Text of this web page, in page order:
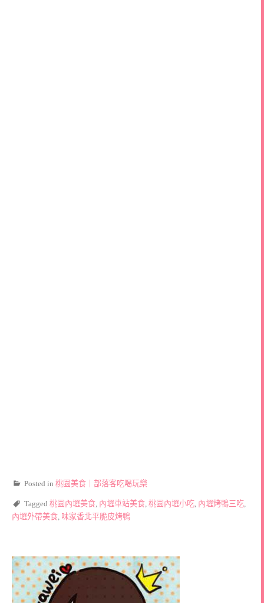
Posted in 桃園美食｜部落客吃喝玩樂
Tagged 桃園內壢美食 內壢車站美食 桃園內壢小吃 內壢烤鴨三吃
內壢外帶美食 味家香北平脆皮烤鴨